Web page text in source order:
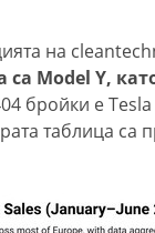
на
са Model Y,
бройки е
таблица са